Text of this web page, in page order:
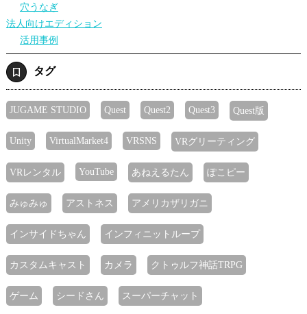
穴うなぎ
法人向けエディション
活用事例
タグ
JUGAME STUDIO Quest Quest2 Quest3 Quest版
Unity VirtualMarket4 VRSNS VRグリーティング
VRレンタル YouTube あねえるたん ぽこピー
みゅみゅ アストネス アメリカザリガニ
インサイドちゃん インフィニットループ
カスタムキャスト カメラ クトゥルフ神話TRPG
ゲーム シードさん スーパーチャット